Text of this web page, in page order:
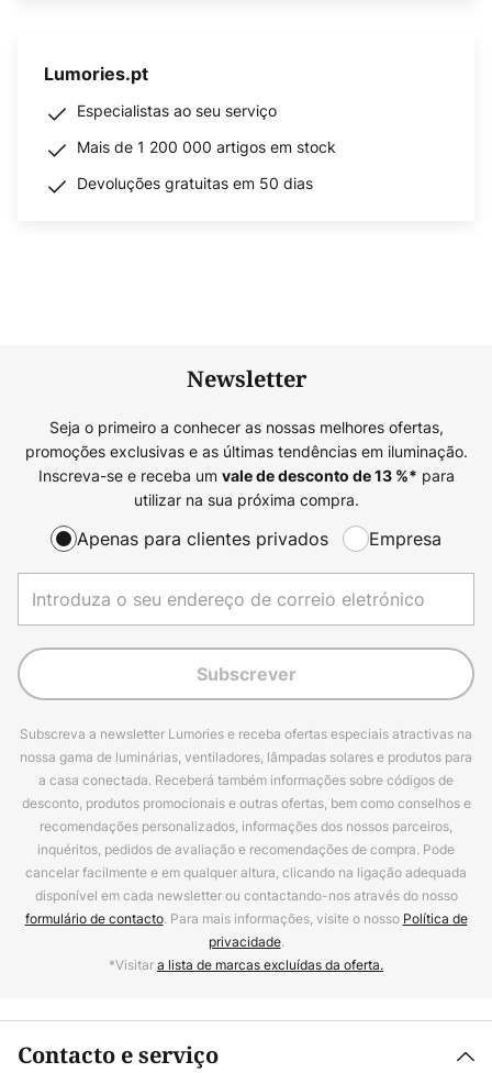
Lumories.pt
Especialistas ao seu serviço
Mais de 1 200 000 artigos em stock
Devoluções gratuitas em 50 dias
Newsletter
Seja o primeiro a conhecer as nossas melhores ofertas,
promoções exclusivas e as últimas tendências em iluminação.
Inscreva-se e receba um vale de desconto de13%* para
utilizar na sua próxima compra.
Apenas para clientes privados Empresa
Subscrever
Subscreva a newsletter Lumories e receba ofertas especiais atractivas na
nossa gama de luminárias, ventiladores, lâmpadas solares e produtos para
a casa conectada. Receberá também informações sobre códigos de
desconto, produtos promocionais e outras ofertas, bem como conselhos e
recomendações personalizados, informações dos nossos parceiros,
inquéritos, pedidos de avaliação e recomendações de compra. Pode
cancelar facilmente e em qualquer altura, clicando na ligação adequada
disponível em cada newsletter ou contactando-nos através do nosso
formulário de contacto. Para mais informações, visite o nosso Política de
privacidade.
*Visitara lista de marcas excluídas da oferta.
Contacto e serviço